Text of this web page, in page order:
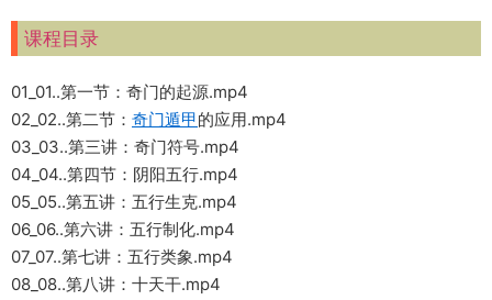
课程目录
01_01..第一节：奇门的起源.mp4
02_02..第二节： 奇门遁甲的应用.mp4
03_03..第三讲：奇门符号.mp4
04_04..第四节：阴阳五行.mp4
05_05..第五讲：五行生克.mp4
06_06..第六讲：五行制化.mp4
07_07..第七讲：五行类象.mp4
08_08..第八讲：十天干.mp4